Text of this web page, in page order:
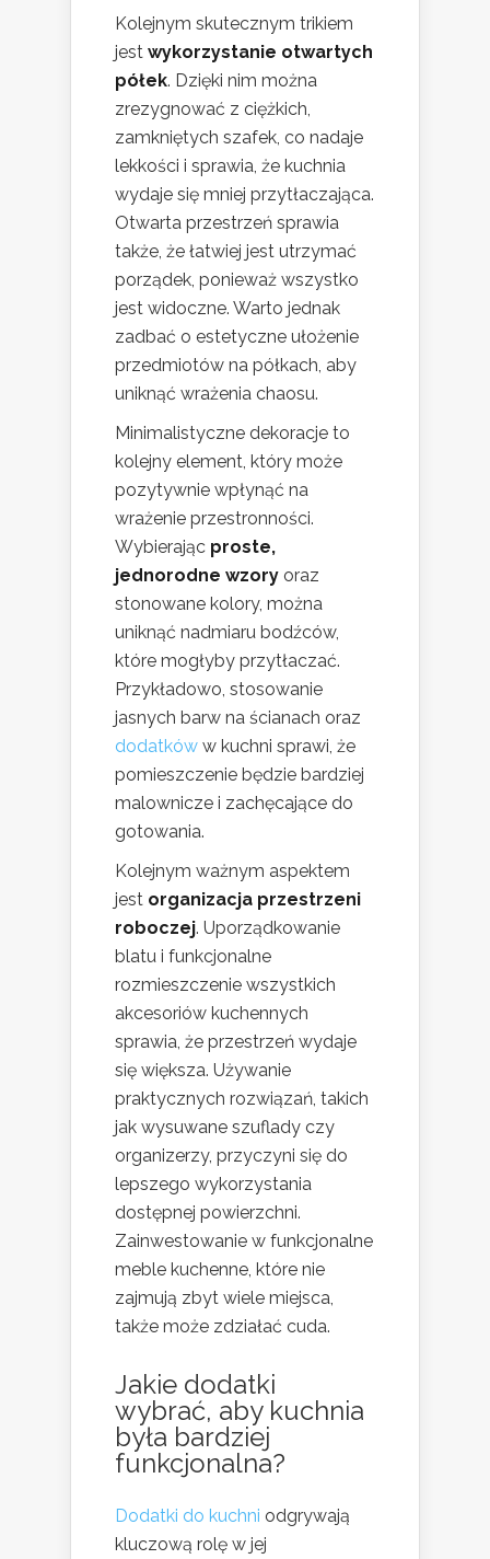
Kolejnym skutecznym trikiem
jest wykorzystanie otwartych
półek. Dzięki nim można
zrezygnować z ciężkich,
zamkniętych szafek, co nadaje
lekkości i sprawia, że kuchnia
wydaje się mniej przytłaczająca.
Otwarta przestrzeń sprawia
także, że łatwiej jest utrzymać
porządek, ponieważ wszystko
jest widoczne. Warto jednak
zadbać o estetyczne ułożenie
przedmiotów na półkach, aby
uniknąć wrażenia chaosu.
Minimalistyczne dekoracje to
kolejny element, który może
pozytywnie wpłynąć na
wrażenie przestronności.
Wybierając proste,
jednorodne wzory oraz
stonowane kolory, można
uniknąć nadmiaru bodźców,
które mogłyby przytłaczać.
Przykładowo, stosowanie
jasnych barw na ścianach oraz
dodatków w kuchni sprawi, że
pomieszczenie będzie bardziej
malownicze i zachęcające do
gotowania.
Kolejnym ważnym aspektem
jest organizacja przestrzeni
roboczej. Uporządkowanie
blatu i funkcjonalne
rozmieszczenie wszystkich
akcesoriów kuchennych
sprawia, że przestrzeń wydaje
się większa. Używanie
praktycznych rozwiązań, takich
jak wysuwane szuflady czy
organizerzy, przyczyni się do
lepszego wykorzystania
dostępnej powierzchni.
Zainwestowanie w funkcjonalne
meble kuchenne, które nie
zajmują zbyt wiele miejsca,
także może zdziałać cuda.
Jakie dodatki
wybrać, aby kuchnia
była bardziej
funkcjonalna?
Dodatki do kuchni odgrywają
kluczową rolę w jej